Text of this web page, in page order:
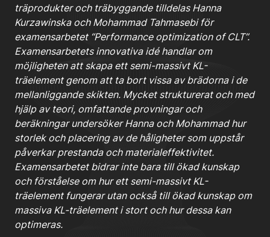
träprodukter och träbyggande tilldelas Hanna
Kurzawinska och Mohammad Tahmasebi för
examensarbetet “Performance optimization of CLT”.
Examensarbetets innovativa idé handlar om
möjligheten att skapa ett semi-massivt KL-
träelement genom att ta bort vissa av brädorna i de
mellanliggande skikten. Mycket strukturerat och med
hjälp av teori, omfattande provningar och
beräkningar undersöker Hanna och Mohammad hur
storlek och placering av de håligheter som uppstår
påverkar prestanda och materialeffektivitet.
Examensarbetet bidrar inte bara till ökad kunskap
och förståelse om hur ett semi-massivt KL-
träelement fungerar utan också till ökad kunskap om
massiva KL-träelement i stort och hur dessa kan
optimeras.